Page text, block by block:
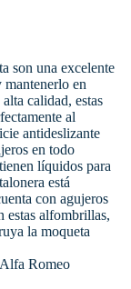
son una excelente
en
calidad, estas
al
antideslizante
en todo
líquidos para
está
con agujeros
estas alfombrillas,
la moqueta
Romeo